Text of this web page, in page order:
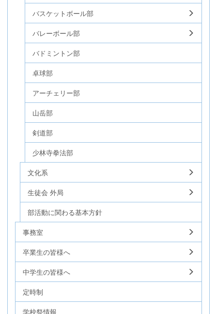
バスケットボール部
バレーボール部
バドミントン部
卓球部
アーチェリー部
山岳部
剣道部
少林寺拳法部
文化系
生徒会 外局
部活動に関わる基本方針
事務室
卒業生の皆様へ
中学生の皆様へ
定時制
学校祭情報